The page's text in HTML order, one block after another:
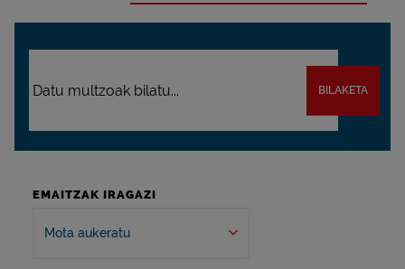
BILAKETA
EMAITZAK IRAGAZI
Mota aukeratu